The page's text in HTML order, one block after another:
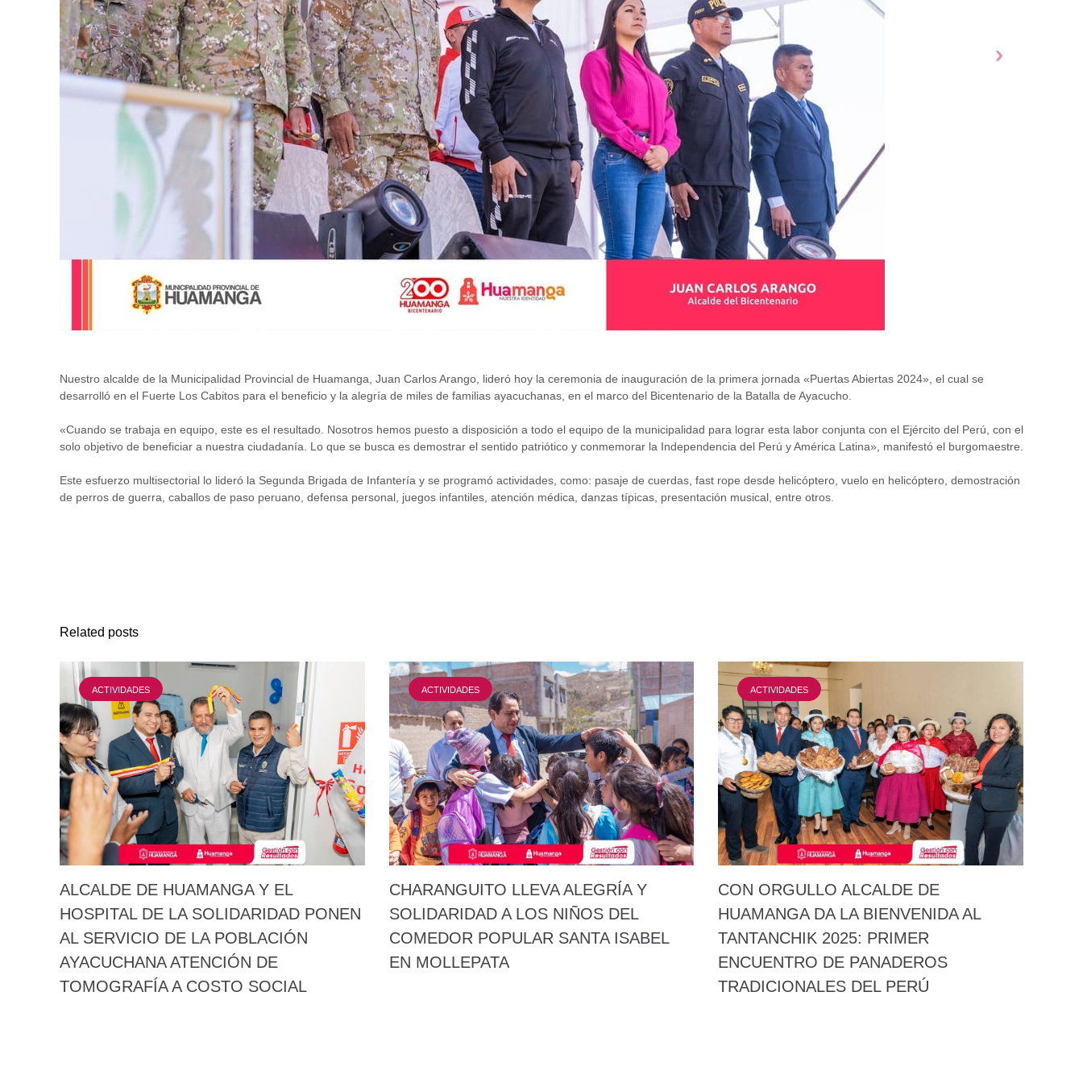
Nuestro alcalde de la Municipalidad Provincial de Huamanga, Juan Carlos Arango, lideró hoy la ceremonia de inauguración de la primera jornada «Puertas Abiertas 2024», el cual se
desarrolló en el Fuerte Los Cabitos para el beneficio y la alegría de miles de familias ayacuchanas, en el marco del Bicentenario de la Batalla de Ayacucho.
«Cuando se trabaja en equipo, este es el resultado. Nosotros hemos puesto a disposición a todo el equipo de la municipalidad para lograr esta labor conjunta con el Ejército del Perú, con el
solo objetivo de beneficiar a nuestra ciudadanía. Lo que se busca es demostrar el sentido patriótico y conmemorar la Independencia del Perú y América Latina», manifestó el burgomaestre.
Este esfuerzo multisectorial lo lideró la Segunda Brigada de Infantería y se programó actividades, como: pasaje de cuerdas, fast rope desde helicóptero, vuelo en helicóptero, demostración
de perros de guerra, caballos de paso peruano, defensa personal, juegos infantiles, atención médica, danzas típicas, presentación musical, entre otros.
Related posts
ACTIVIDADES
ALCALDE DE HUAMANGA Y EL
HOSPITAL DE LA SOLIDARIDAD PONEN
AL SERVICIO DE LA POBLACIÓN
AYACUCHANA ATENCIÓN DE
TOMOGRAFÍA A COSTO SOCIAL
ACTIVIDADES
CHARANGUITO LLEVA ALEGRÍA Y
SOLIDARIDAD A LOS NIÑOS DEL
COMEDOR POPULAR SANTA ISABEL
EN MOLLEPATA
ACTIVIDADES
CON ORGULLO ALCALDE DE
HUAMANGA DA LA BIENVENIDA AL
TANTANCHIK 2025: PRIMER
ENCUENTRO DE PANADEROS
TRADICIONALES DEL PERÚ